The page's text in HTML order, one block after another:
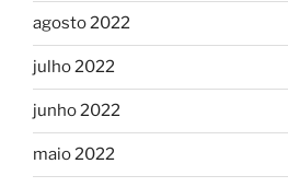
agosto 2022
julho 2022
junho 2022
maio 2022